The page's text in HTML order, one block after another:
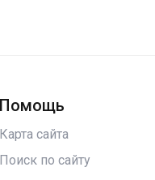
Помощь
Карта сайта
Поиск по сайту